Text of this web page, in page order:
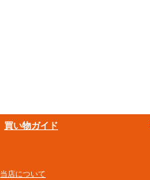
買い物ガイド
​当店について